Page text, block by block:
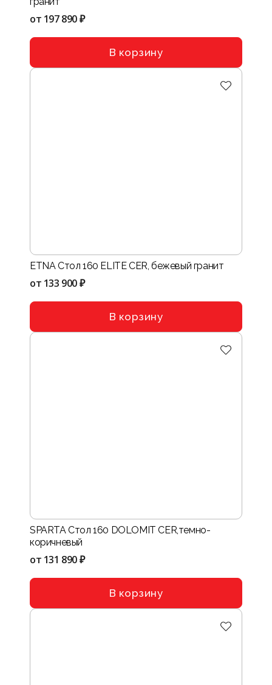
от 197 890 ₽
В корзину
ETNA Стол 160 ELITE CER, бежевый гранит
от 133 900 ₽
В корзину
SPARTA Стол 160 DOLOMIT CER,темно-
коричневый
от 131 890 ₽
В корзину